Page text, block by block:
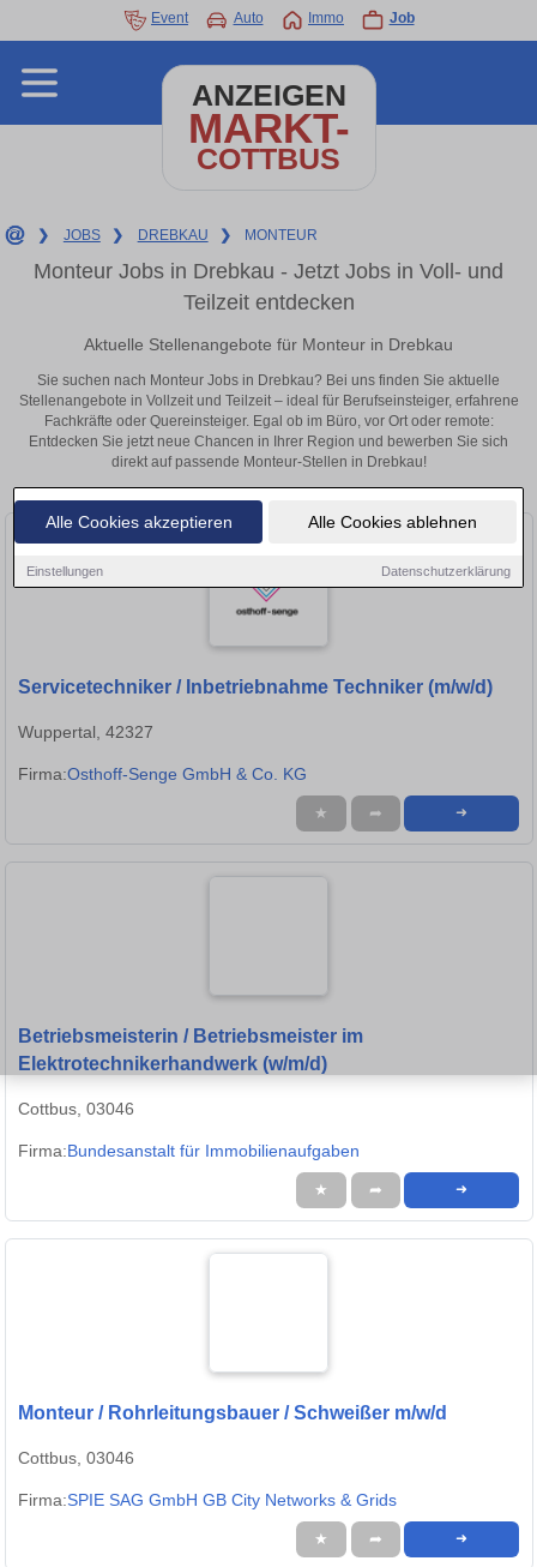
Alle Cookies akzeptieren Alle Cookies ablehnen
Einstellungen Datenschutzerklärung
Event Auto Immo Job
ANZEIGEN
MARKT-
COTTBUS
❯ JOBS ❯ DREBKAU ❯ MONTEUR
Monteur Jobs in Drebkau - Jetzt Jobs in Voll- und
Teilzeit entdecken
Aktuelle Stellenangebote für Monteur in Drebkau
Sie suchen nach Monteur Jobs in Drebkau? Bei uns finden Sie aktuelle
Stellenangebote in Vollzeit und Teilzeit – ideal für Berufseinsteiger, erfahrene
Fachkräfte oder Quereinsteiger. Egal ob im Büro, vor Ort oder remote:
Entdecken Sie jetzt neue Chancen in Ihrer Region und bewerben Sie sich
direkt auf passende Monteur-Stellen in Drebkau!
Servicetechniker / Inbetriebnahme Techniker (m/w/d)
Wuppertal, 42327
Firma:Osthoff-Senge GmbH & Co. KG
★ ➦ ➜
Betriebsmeisterin / Betriebsmeister im
Elektrotechnikerhandwerk (w/m/d)
Cottbus, 03046
Firma:Bundesanstalt für Immobilienaufgaben
★ ➦ ➜
Monteur / Rohrleitungsbauer / Schweißer m/w/d
Cottbus, 03046
Firma:SPIE SAG GmbH GB City Networks & Grids
★ ➦ ➜